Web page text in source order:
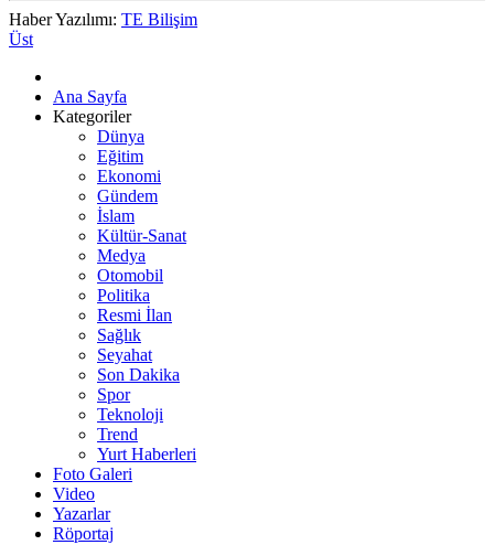
Haber Yazılımı: TE Bilişim
Üst
Ana Sayfa
Kategoriler
Dünya
Eğitim
Ekonomi
Gündem
İslam
Kültür-Sanat
Medya
Otomobil
Politika
Resmi İlan
Sağlık
Seyahat
Son Dakika
Spor
Teknoloji
Trend
Yurt Haberleri
Foto Galeri
Video
Yazarlar
Röportaj